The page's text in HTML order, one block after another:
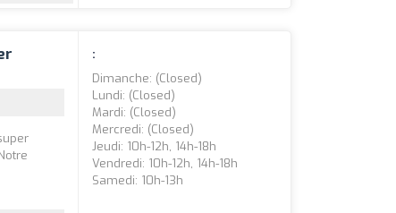
:
Dimanche: (closed)
Lundi: (closed)
Mardi: (closed)
Mercredi: (closed)
Jeudi: 10h-12h, 14h-18h
Vendredi: 10h-12h, 14h-18h
Samedi: 10h-13h